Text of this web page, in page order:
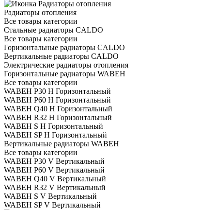
Радиаторы отопления
Все товары категории
Стальные радиаторы CALDO
Все товары категории
Горизонтальные радиаторы CALDO
Вертикальные радиаторы CALDO
Электрические радиаторы отопления
Горизонтальные радиаторы WABEH
Все товары категории
WABEH P30 H Горизонтальный
WABEH P60 H Горизонтальный
WABEH Q40 H Горизонтальный
WABEH R32 H Горизонтальный
WABEH S H Горизонтальный
WABEH SP H Горизонтальный
Вертикальные радиаторы WABEH
Все товары категории
WABEH P30 V Вертикальный
WABEH P60 V Вертикальный
WABEH Q40 V Вертикальный
WABEH R32 V Вертикальный
WABEH S V Вертикальный
WABEH SP V Вертикальный